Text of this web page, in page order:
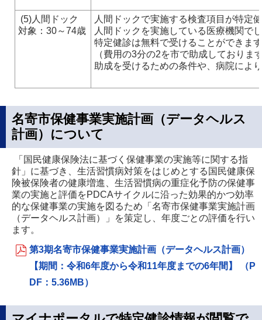
(5)人間ドック
対象：30～74歳
人間ドックで実施する検査項目が特定
人間ドックを実施している医療機関で
特定健診は無料で受けることができま
（費用の3分の2を市で助成しており
助成を受けるための条件や、病院によ
名寄市保健事業実施計画（データヘルス
計画）について
「国民健康保険法に基づく保健事業の実施等に関する指
針」に基づき、生活習慣病対策をはじめとする国民健康保
険被保険者の健康増進、生活習慣病の重症化予防の保健事
業の実施と評価をPDCAサイクルに沿った効果的かつ効率
的な保健事業の実施を図るため「名寄市保健事業実施計画
（データヘルス計画）」を策定し、年度ごとの評価を行い
ます。
第3期名寄市保健事業実施計画（データヘルス計画）
【期間：令和6年度から令和11年度までの6年間】 （P
DF：5.36MB）